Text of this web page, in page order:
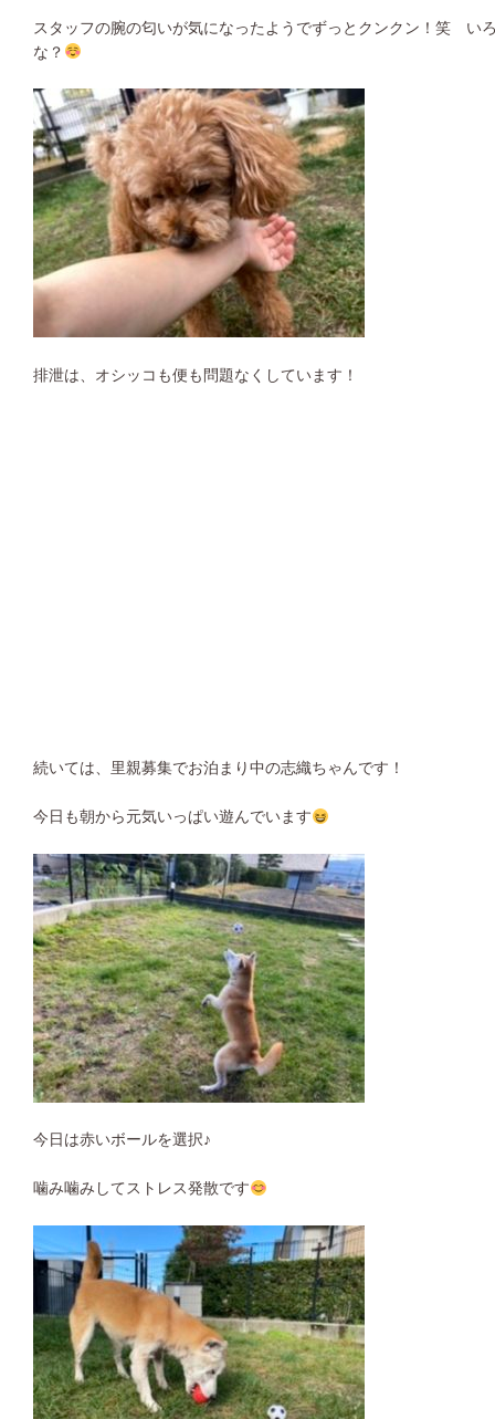
スタッフの腕の匂いが気になったようでずっとクンクン！笑 い
な？
排泄は、オシッコも便も問題なくしています！
続いては、里親募集でお泊まり中の志織ちゃんです！
今日も朝から元気いっぱい遊んでいます
今日は赤いボールを選択♪
噛み噛みしてストレス発散です